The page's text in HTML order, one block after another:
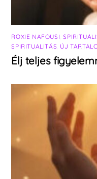
ROXIE NAFOUSI ,
SPIRITUALITÁS ÚJ
Élj teljes